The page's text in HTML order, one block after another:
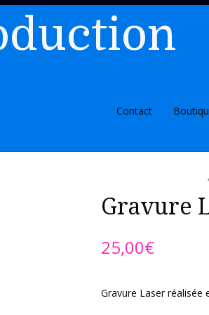
Contact
Gravure
25,00€
Gravure Laser réalisée